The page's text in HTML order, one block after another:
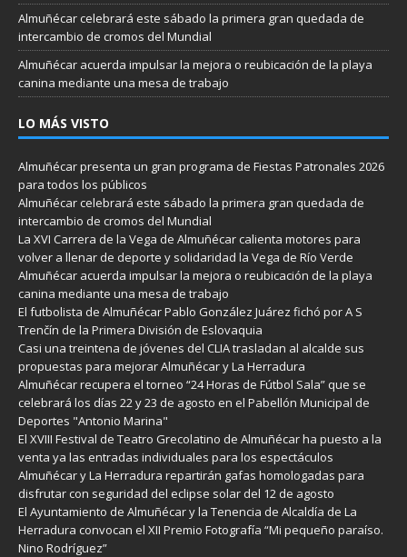
Almuñécar celebrará este sábado la primera gran quedada de
intercambio de cromos del Mundial
Almuñécar acuerda impulsar la mejora o reubicación de la playa
canina mediante una mesa de trabajo
LO MÁS VISTO
Almuñécar presenta un gran programa de Fiestas Patronales 2026
para todos los públicos
Almuñécar celebrará este sábado la primera gran quedada de
intercambio de cromos del Mundial
La XVI Carrera de la Vega de Almuñécar calienta motores para
volver a llenar de deporte y solidaridad la Vega de Río Verde
Almuñécar acuerda impulsar la mejora o reubicación de la playa
canina mediante una mesa de trabajo
El futbolista de Almuñécar Pablo González Juárez fichó por A S
Trenčín de la Primera División de Eslovaquia
Casi una treintena de jóvenes del CLIA trasladan al alcalde sus
propuestas para mejorar Almuñécar y La Herradura
Almuñécar recupera el torneo “24 Horas de Fútbol Sala” que se
celebrará los días 22 y 23 de agosto en el Pabellón Municipal de
Deportes "Antonio Marina"
El XVIII Festival de Teatro Grecolatino de Almuñécar ha puesto a la
venta ya las entradas individuales para los espectáculos
Almuñécar y La Herradura repartirán gafas homologadas para
disfrutar con seguridad del eclipse solar del 12 de agosto
El Ayuntamiento de Almuñécar y la Tenencia de Alcaldía de La
Herradura convocan el XII Premio Fotografía “Mi pequeño paraíso.
Nino Rodríguez”